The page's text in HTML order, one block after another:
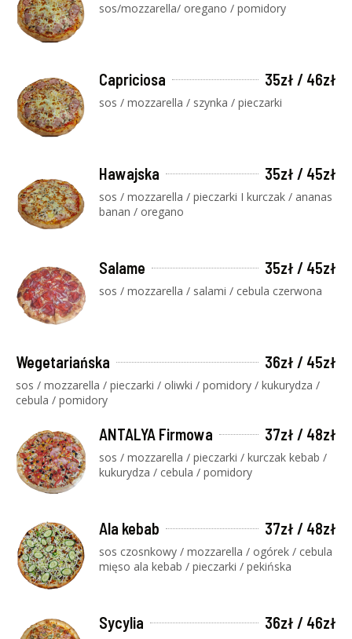
sos/mozzarella/ oregano / pomidory
Capriciosa 35zł / 46zł
sos / mozzarella / szynka / pieczarki
Hawajska 35zł / 45zł
sos / mozzarella / pieczarki I kurczak / ananas
banan / oregano
Salame 35zł / 45zł
sos / mozzarella / salami / cebula czerwona
Wegetariańska 36zł / 45zł
sos / mozzarella / pieczarki / oliwki / pomidory / kukurydza /
cebula / pomidory
ANTALYA Firmowa 37zł / 48zł
sos / mozzarella / pieczarki / kurczak kebab /
kukurydza / cebula / pomidory
Ala kebab 37zł / 48zł
sos czosnkowy / mozzarella / ogórek / cebula
mięso ala kebab / pieczarki / pekińska
Sycylia 36zł / 46zł